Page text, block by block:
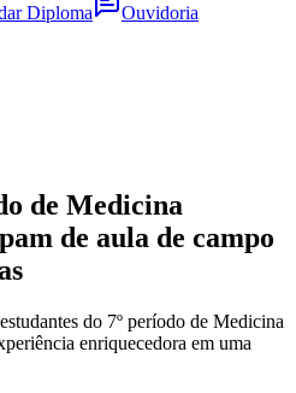
Diploma
Ouvidoria
de Medicina
de aula de campo
do 7º período de Medicina
enriquecedora em uma